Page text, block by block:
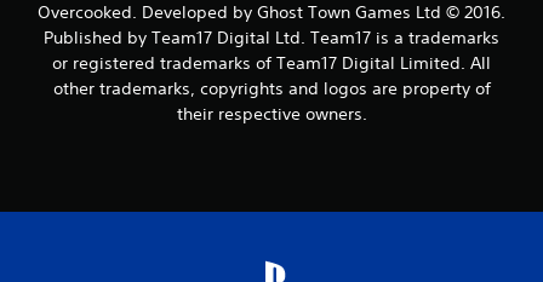
Overcooked. Developed by Ghost Town Games Ltd © 2016.
Published by Team17 Digital Ltd. Team17 is a trademarks
or registered trademarks of Team17 Digital Limited. All
other trademarks, copyrights and logos are property of
their respective owners.